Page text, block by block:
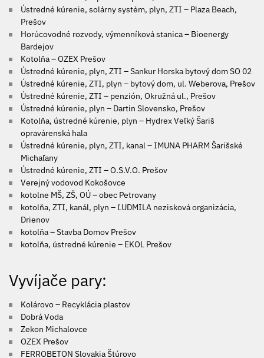
Ústredné kúrenie, solárny systém, plyn, ZTI – Plaza Beach,
Prešov
Horúcovodné rozvody, výmenníková stanica – Bioenergy
Bardejov
Kotolňa – OZEX Prešov
Ústredné kúrenie, plyn, ZTI – Sankur Horska bytový dom SO 02
Ústredné kúrenie, ZTI, plyn – bytový dom, ul. Weberova, Prešov
Ústredné kúrenie, ZTI – penzión, Okružná ul., Prešov
Ústredné kúrenie, plyn – Dartin Slovensko, Prešov
Kotolňa, ústredné kúrenie, plyn – Hydrex Veľký Šariš
opravárenská hala
Ústredné kúrenie, plyn, ZTI, kanal – IMUNA PHARM Šarišské
Michaľany
Ústredné kúrenie, ZTI – O.S.V.O. Prešov
Verejný vodovod Kokošovce
kotolne MŠ, ZŠ, OÚ – obec Petrovany
kotolňa, ZTI, kanál, plyn – ĽUDMILA nezisková organizácia,
Drienov
kotolňa – Stavba Domov Prešov
kotolňa, ústredné kúrenie – EKOL Prešov
Vyvíjače pary:
Kolárovo – Recyklácia plastov
Dobrá Voda
Zekon Michalovce
OZEX Prešov
FERROBETON Slovakia Štúrovo